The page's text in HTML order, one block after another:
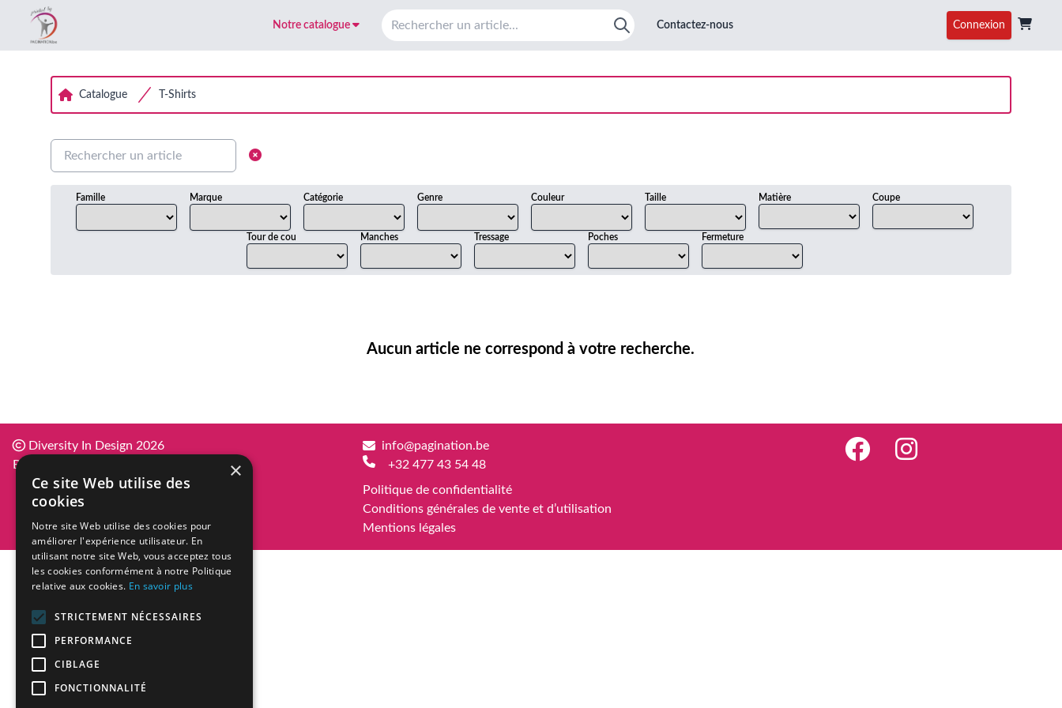
Notre catalogue Contactez-nous Connexion
Catalogue T-Shirts
Famille Marque Catégorie Genre Couleur Taille Matière Coupe
Tour de cou Manches Tressage Poches Fermeture
Aucun article ne correspond à votre recherche.
Diversity In Design 2026
BE0836.101.101
info@pagination.be
+32 477 43 54 48
Politique de confidentialité
Conditions générales de vente et d’utilisation
Mentions légales
×
Ce site Web utilise des
cookies
Notre site Web utilise des cookies pour
améliorer l'expérience utilisateur. En
utilisant notre site Web, vous acceptez tous
les cookies conformément à notre Politique
relative aux cookies. En savoir plus
STRICTEMENT NÉCESSAIRES
PERFORMANCE
CIBLAGE
FONCTIONNALITÉ